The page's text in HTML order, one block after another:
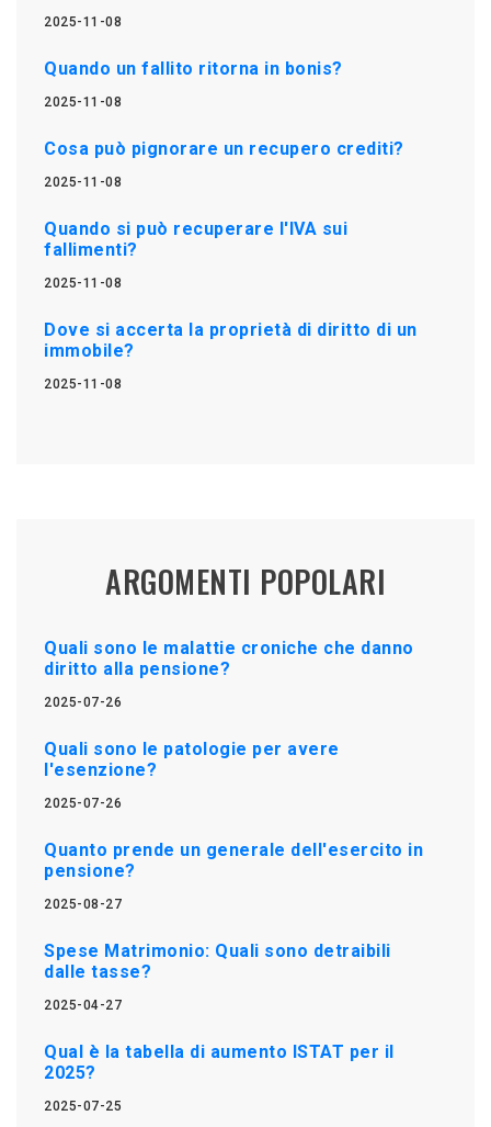
2025-11-08
Quando un fallito ritorna in bonis?
2025-11-08
Cosa può pignorare un recupero crediti?
2025-11-08
Quando si può recuperare l'IVA sui
fallimenti?
2025-11-08
Dove si accerta la proprietà di diritto di un
immobile?
2025-11-08
ARGOMENTI POPOLARI
Quali sono le malattie croniche che danno
diritto alla pensione?
2025-07-26
Quali sono le patologie per avere
l'esenzione?
2025-07-26
Quanto prende un generale dell'esercito in
pensione?
2025-08-27
Spese Matrimonio: Quali sono detraibili
dalle tasse?
2025-04-27
Qual è la tabella di aumento ISTAT per il
2025?
2025-07-25